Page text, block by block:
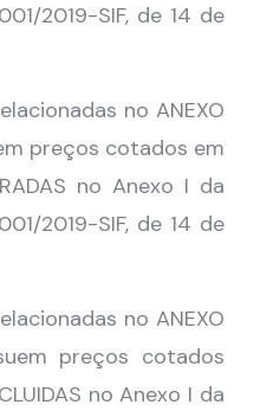
2019-SIF, de 14 de
no ANEXO
preços cotados em
no Anexo I da
2019-SIF, de 14 de
no ANEXO
preços cotados
no Anexo I da